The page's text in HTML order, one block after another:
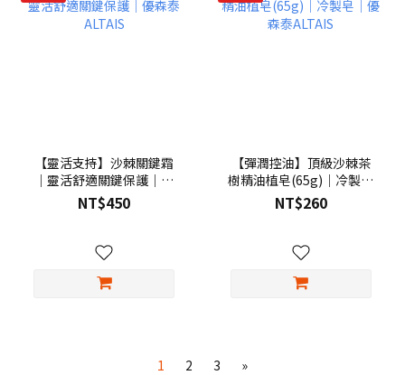
【靈活支持】沙棘關鍵霜
｜靈活舒適關鍵保護｜優
森泰ALTAIS
NT$450
【彈潤控油】頂級沙棘茶
樹精油植皂(65g)｜冷製皂
｜優森泰ALTAIS
NT$260
1 2 3 »